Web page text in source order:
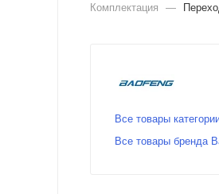
Комплектация
—
Все товары
Все товары бренда